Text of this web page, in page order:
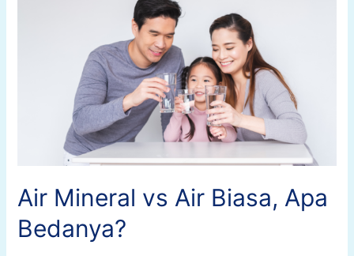
Air Mineral vs Air Biasa, Apa
Bedanya?